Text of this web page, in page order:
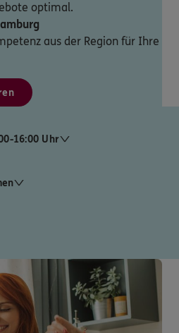
optimal.
aus der Region für Ihre
16:00 Uhr